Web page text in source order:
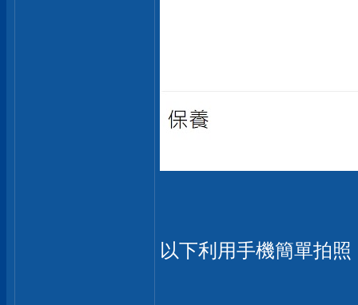
以下利用手機簡單拍